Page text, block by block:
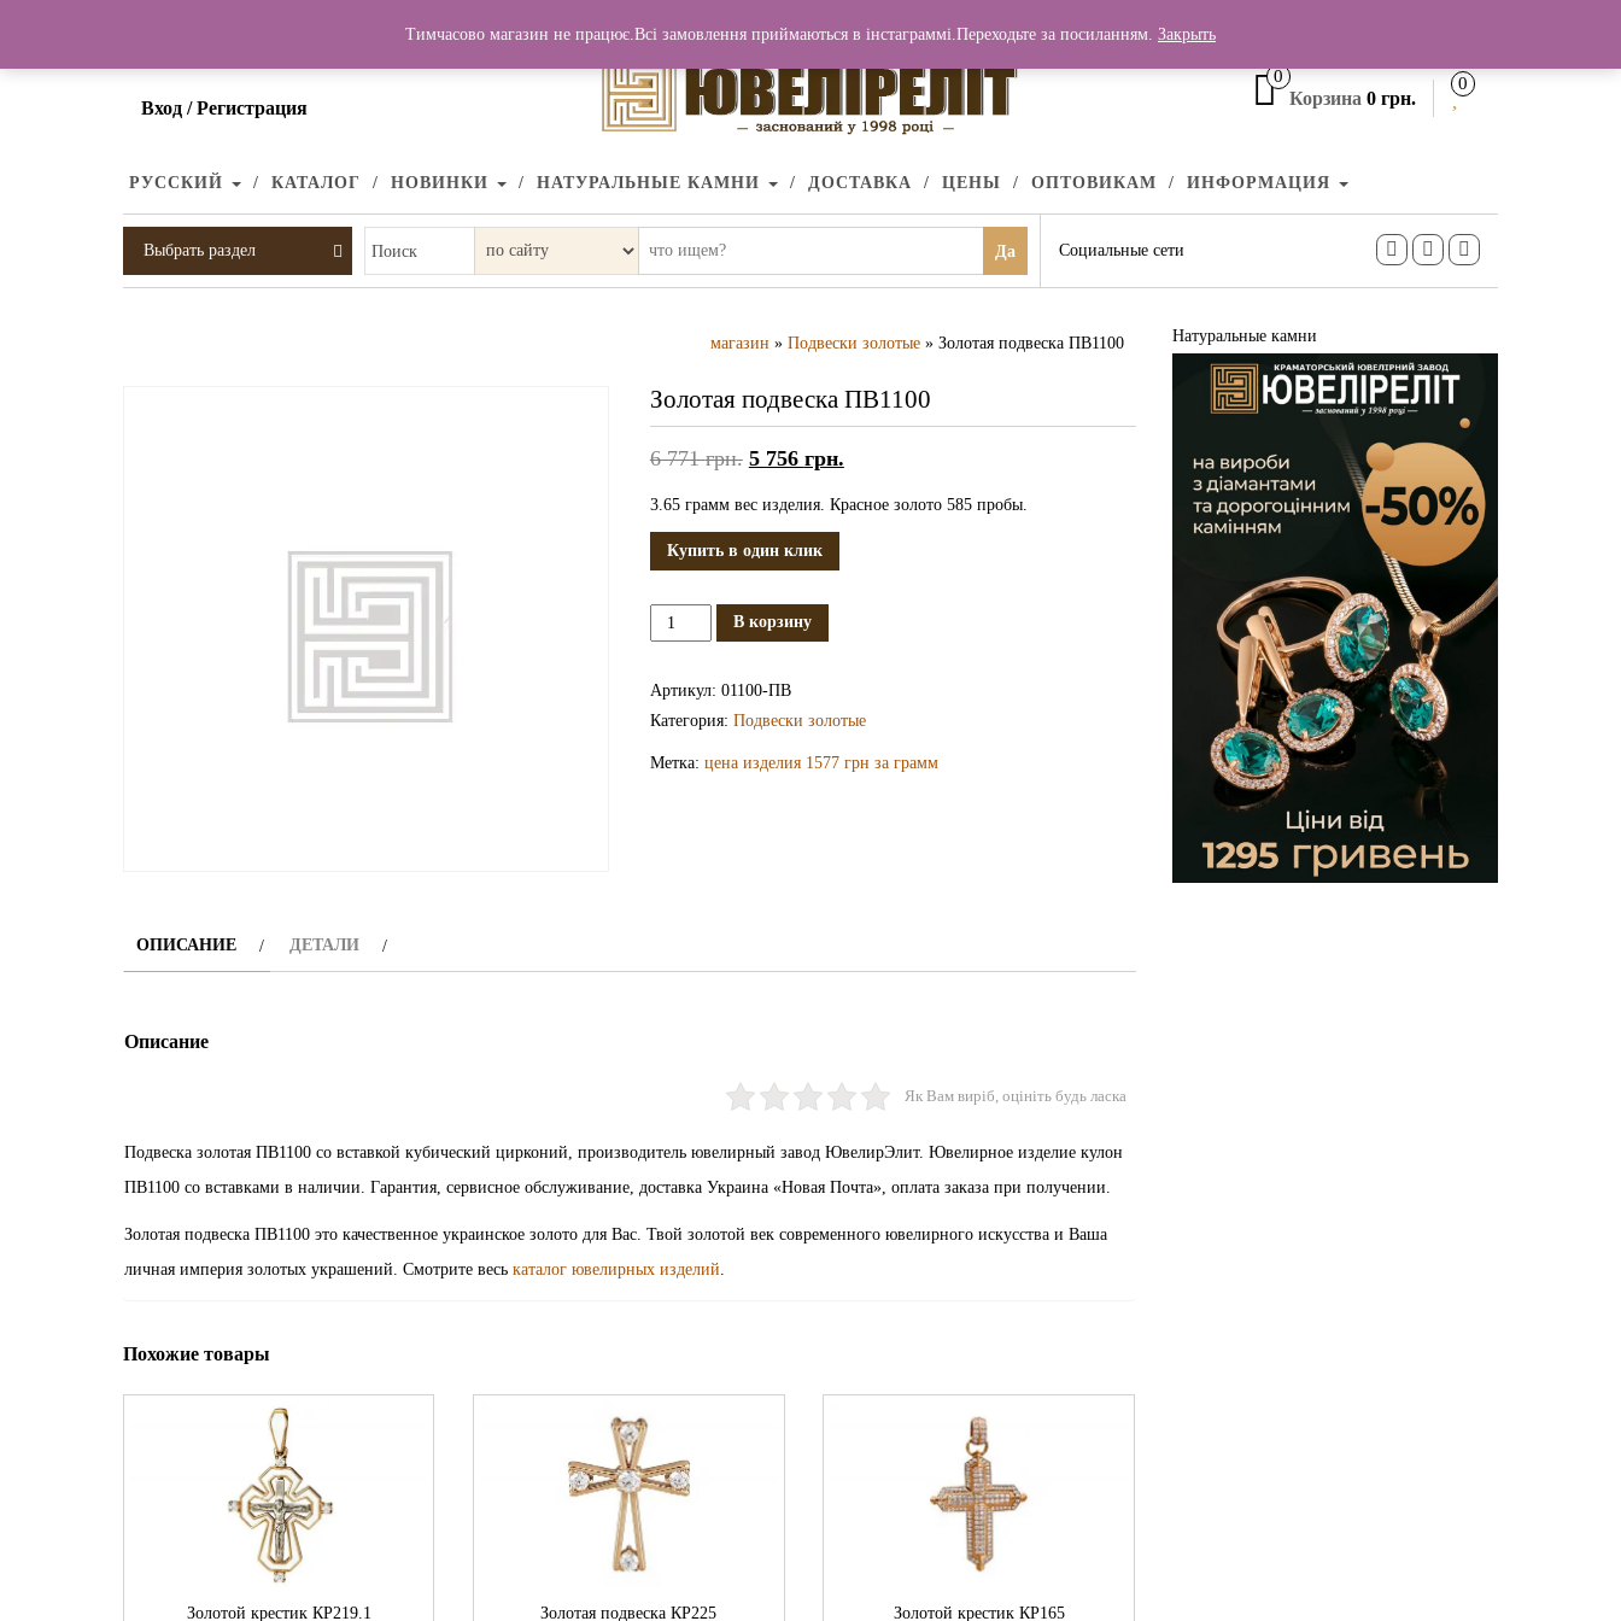
Вход / Регистрация
0
Корзина 0 грн.
0
РУССКИЙ КАТАЛОГ НОВИНКИ НАТУРАЛЬНЫЕ КАМНИ ДОСТАВКА ЦЕНЫ ОПТОВИКАМ ИНФОРМАЦИЯ
Выбрать раздел Поиск Да Социальные сети
магазин » Подвески золотые » Золотая подвеска ПВ1100
Золотая подвеска ПВ1100
6 771грн. 5 756 грн.
3.65 грамм вес изделия. Красное золото 585 пробы.
Купить в один клик
Количество
Золотая
В корзину
Артикул: 01100-ПВ
Категория: Подвески золотые
Метка: цена изделия 1577 грн за грамм
ОПИСАНИЕ ДЕТАЛИ
Описание
Як Вам виріб, оцініть будь ласка
Подвеска золотая ПВ1100 со вставкой кубический цирконий, производитель ювелирный завод ЮвелирЭлит. Ювелирное изделие кулон
ПВ1100 со вставками в наличии. Гарантия, сервисное обслуживание, доставка Украина «Новая Почта», оплата заказа при получении.
Золотая подвеска ПВ1100 это качественное украинское золото для Вас. Твой золотой век современного ювелирного искусства и Ваша
личная империя золотых украшений. Смотрите весь каталог ювелирных изделий
Похожие товары
Золотой крестик КР219.1 Золотая подвеска КР225 Золотой крестик КР165
Натуральные камни
Тимчасово магазин не працює.Всі замовлення приймаються в інстаграммі.Переходьте за посиланням. Закрыть